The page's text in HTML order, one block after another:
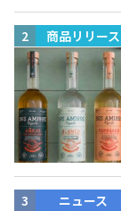
商品リリース
ニュース